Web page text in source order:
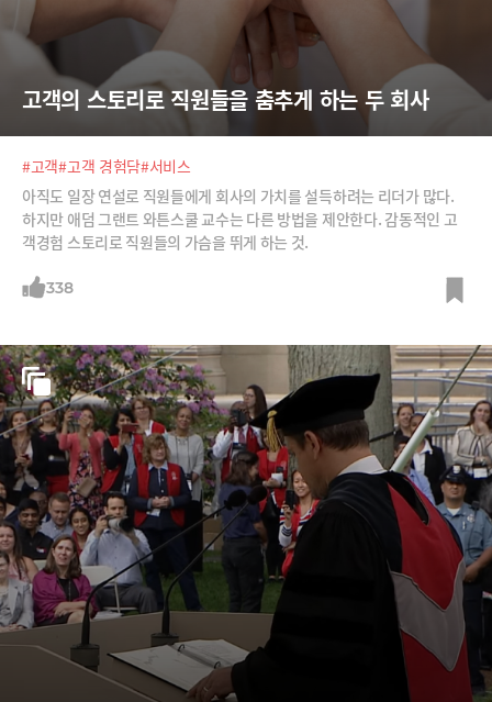
고객의 스토리로 직원들을 춤추게 하는 두 회사
#고객#고객 경험담#서비스
아직도 일장 연설로 직원들에게 회사의 가치를 설득하려는 리더가 많다.
하지만 애덤 그랜트 와튼스쿨 교수는 다른 방법을 제안한다. 감동적인 고
객경험 스토리로 직원들의 가슴을 뛰게 하는 것.
338